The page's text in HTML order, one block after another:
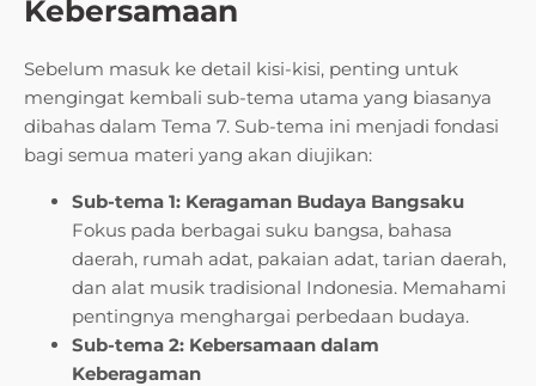
Kebersamaan
Sebelum masuk ke detail kisi-kisi, penting untuk
mengingat kembali sub-tema utama yang biasanya
dibahas dalam Tema 7. Sub-tema ini menjadi fondasi
bagi semua materi yang akan diujikan:
Sub-tema 1: Keragaman Budaya Bangsaku
Fokus pada berbagai suku bangsa, bahasa
daerah, rumah adat, pakaian adat, tarian daerah,
dan alat musik tradisional Indonesia. Memahami
pentingnya menghargai perbedaan budaya.
Sub-tema 2: Kebersamaan dalam
Keberagaman